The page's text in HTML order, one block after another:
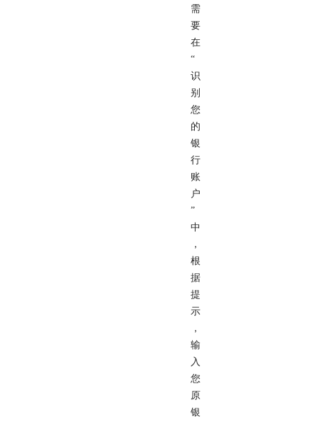
需
要
在
“
识
别
您
的
银
行
账
户
”
中
，
根
据
提
示
，
输
入
您
原
银